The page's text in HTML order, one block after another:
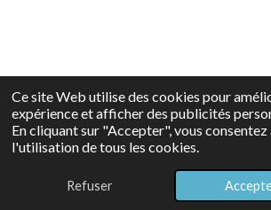
Ce site Web utilise des cookies pour
expérience et afficher des publicités
En cliquant sur "Accepter", vous consentez
l'utilisation de tous les cookies.
RefuserTéléphone Carte